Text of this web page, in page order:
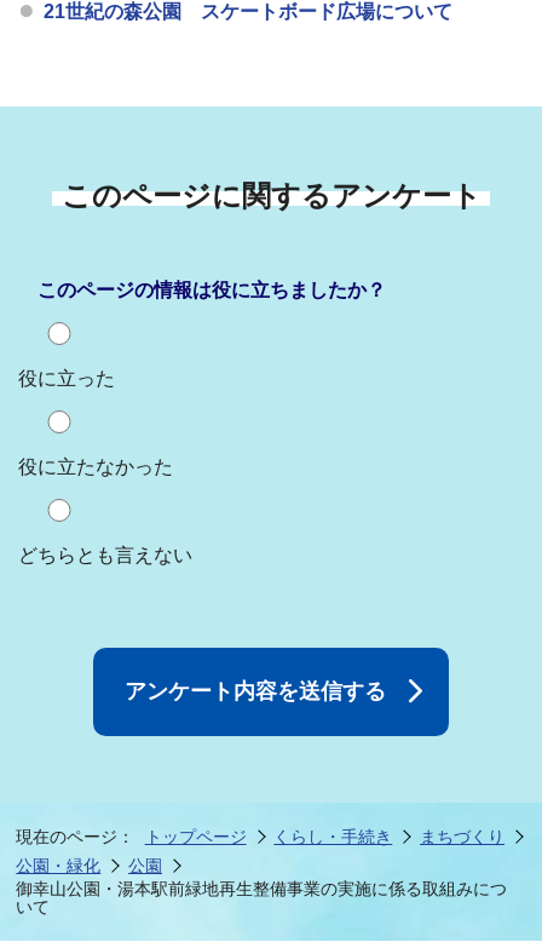
21世紀の森公園 スケートボード広場について
このページに関するアンケート
このページの情報は役に立ちましたか？
役に立った
役に立たなかった
どちらとも言えない
現在のページ： トップページ くらし・手続き
まちづくり
公園・緑化
公園
御幸山公園・湯本駅前緑地再生整備事業の実施に係る取組みにつ
いて